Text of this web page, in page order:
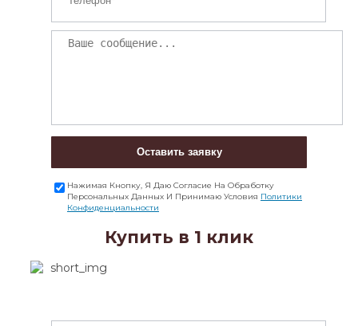
Оставить заявку
Нажимая Кнопку, Я Даю Согласие На Обработку
Персональных Данных И Принимаю Условия Политики
Конфиденциальности
Купить в 1 клик